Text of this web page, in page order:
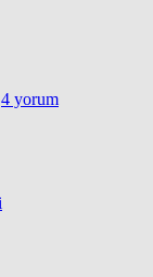
4 yorum